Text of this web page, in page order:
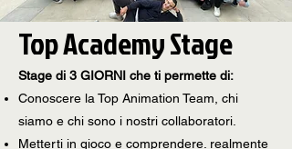
Top Academy Stage
Stage di 3 GIORNI che ti permette di:
Conoscere la Top Animation Team, chi
siamo e chi sono i nostri collaboratori.
Metterti in gioco e comprendere. realmente